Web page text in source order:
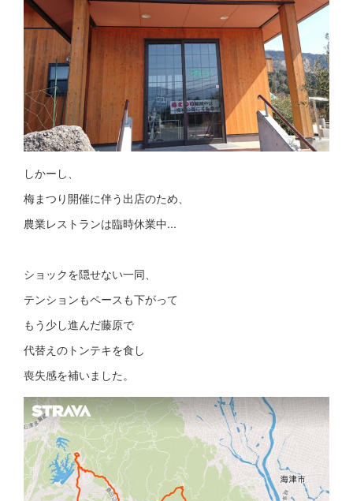
しかーし、
梅まつり開催に伴う出店のため、
農業レストランは臨時休業中...
ショックを隠せない一同、
テンションもペースも下がって
もう少し進んだ藤原で
代替えのトンテキを食し
喪失感を補いました。